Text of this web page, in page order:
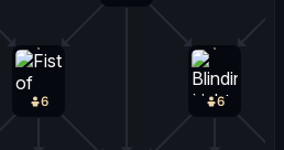
6 6